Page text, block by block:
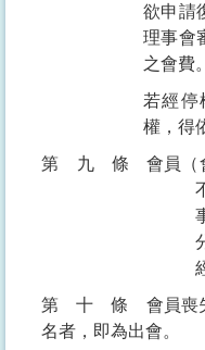
欲申請
理事會
之會費。
若經停
權，得
第九條 會員（
第十條 會員喪
名者，即為出會。